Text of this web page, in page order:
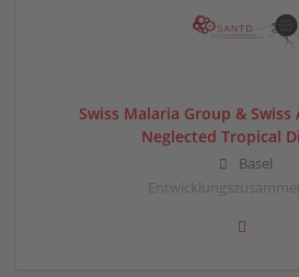
Swiss Malaria Group & Swiss
Neglected Tropical
Basel